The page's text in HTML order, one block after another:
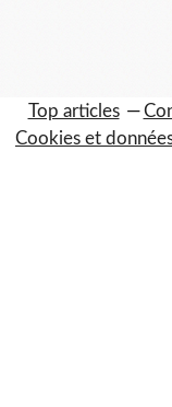
Top articles
Cookies et